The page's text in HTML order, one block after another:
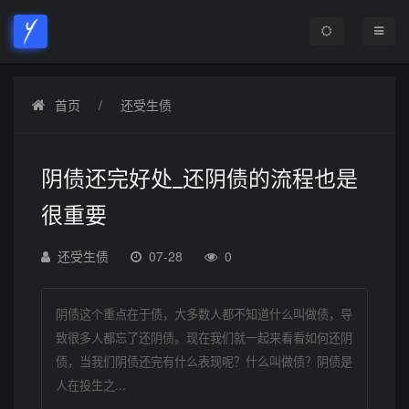
首页 还受生债
阴债还完好处_还阴债的流程也是
很重要
还受生债 07-28 0
阴债这个重点在于债，大多数人都不知道什么叫做债，导
致很多人都忘了还阴债。现在我们就一起来看看如何还阴
债，当我们阴债还完有什么表现呢？什么叫做债？阴债是
人在投生之...